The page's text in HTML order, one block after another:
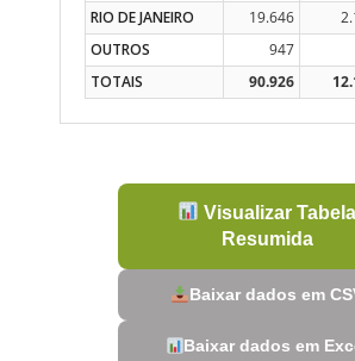
RIO DE JANEIRO
19.646
OUTROS
947
TOTAIS
90.926
Visualizar Tabela
Resumida
Baixar dados em
Baixar dados em